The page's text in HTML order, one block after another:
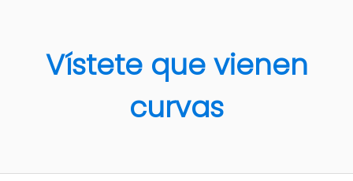
Vístete que vienen
curvas